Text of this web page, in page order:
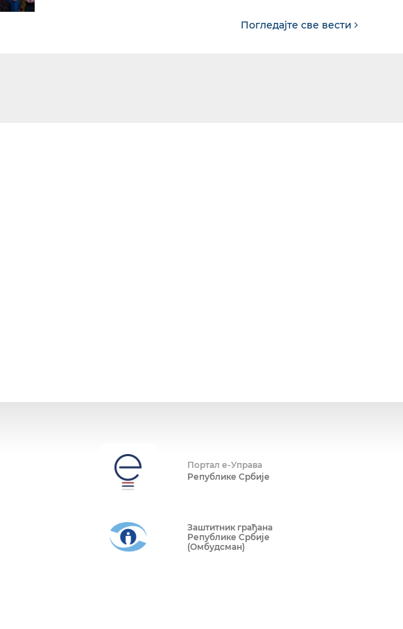
Погледајте све вести
Портал е-Управа
Републике Србије
Заштитник грађана
Републике Србије
(Омбудсман)